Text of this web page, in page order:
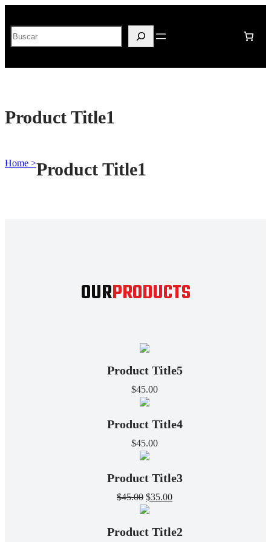
Buscar
Product Title1
Home >Product Title1
OURPRODUCTS
Product Title5
$45.00
Product Title4
$45.00
Product Title3
$45.00 El
precio
original
$35.00El
actual
Product Title2